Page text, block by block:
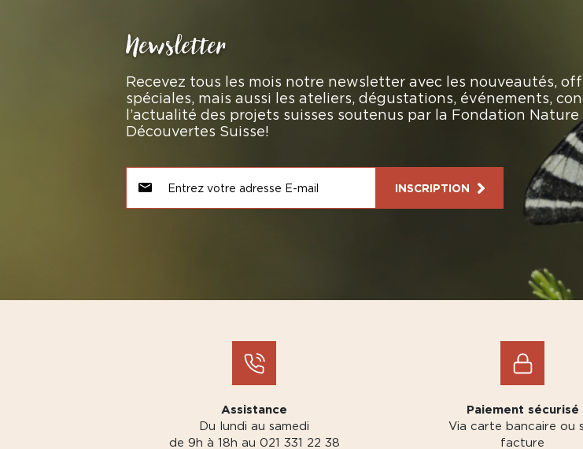
Newsletter
Recevez tous les mois notre newsletter avec les nouveautés,
spéciales, mais aussi les ateliers, dégustations, événements,
l’actualité des projets suisses soutenus par la Fondation Nature
Découvertes Suisse!
INSCRIPTION
Assistance
Du lundi au samedi
de 9h à 18h au 021 331 22 38
Paiement sécurisé
Via carte bancaire ou
facture